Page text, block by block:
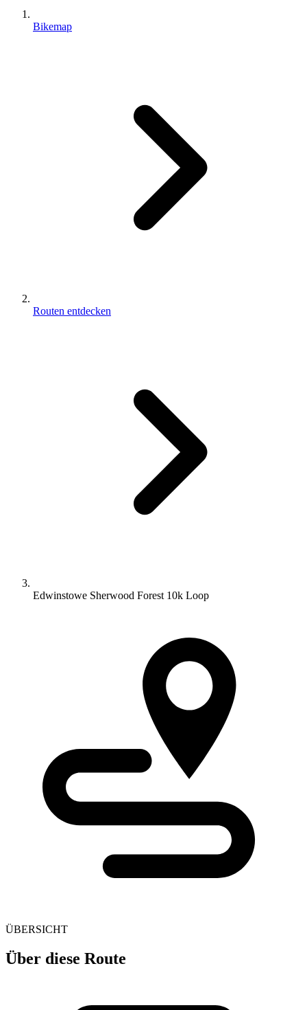
Bikemap
Routen entdecken
Edwinstowe Sherwood Forest 10k Loop
ÜBERSICHT
Über diese Route